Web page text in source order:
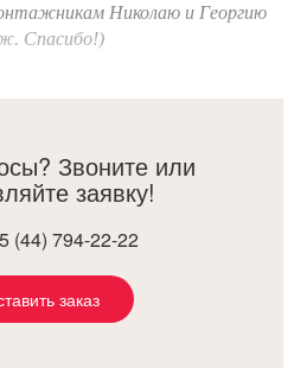
Николаю и Георгию
Спасибо!)
Звоните или
заявку!
(44) 794-22-22
заказ